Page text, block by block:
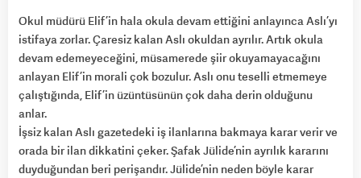
Okul müdürü Elif’in hala okula devam ettiğini anlayınca Aslı’yı
istifaya zorlar. Çaresiz kalan Aslı okuldan ayrılır. Artık okula
devam edemeyeceğini, müsamerede şiir okuyamayacağını
anlayan Elif’in morali çok bozulur. Aslı onu teselli etmemeye
çalıştığında, Elif’in üzüntüsünün çok daha derin olduğunu
anlar.
İşsiz kalan Aslı gazetedeki iş ilanlarına bakmaya karar verir ve
orada bir ilan dikkatini çeker. Şafak Jülide’nin ayrılık kararını
duyduğundan beri perişandır. Jülide’nin neden böyle karar